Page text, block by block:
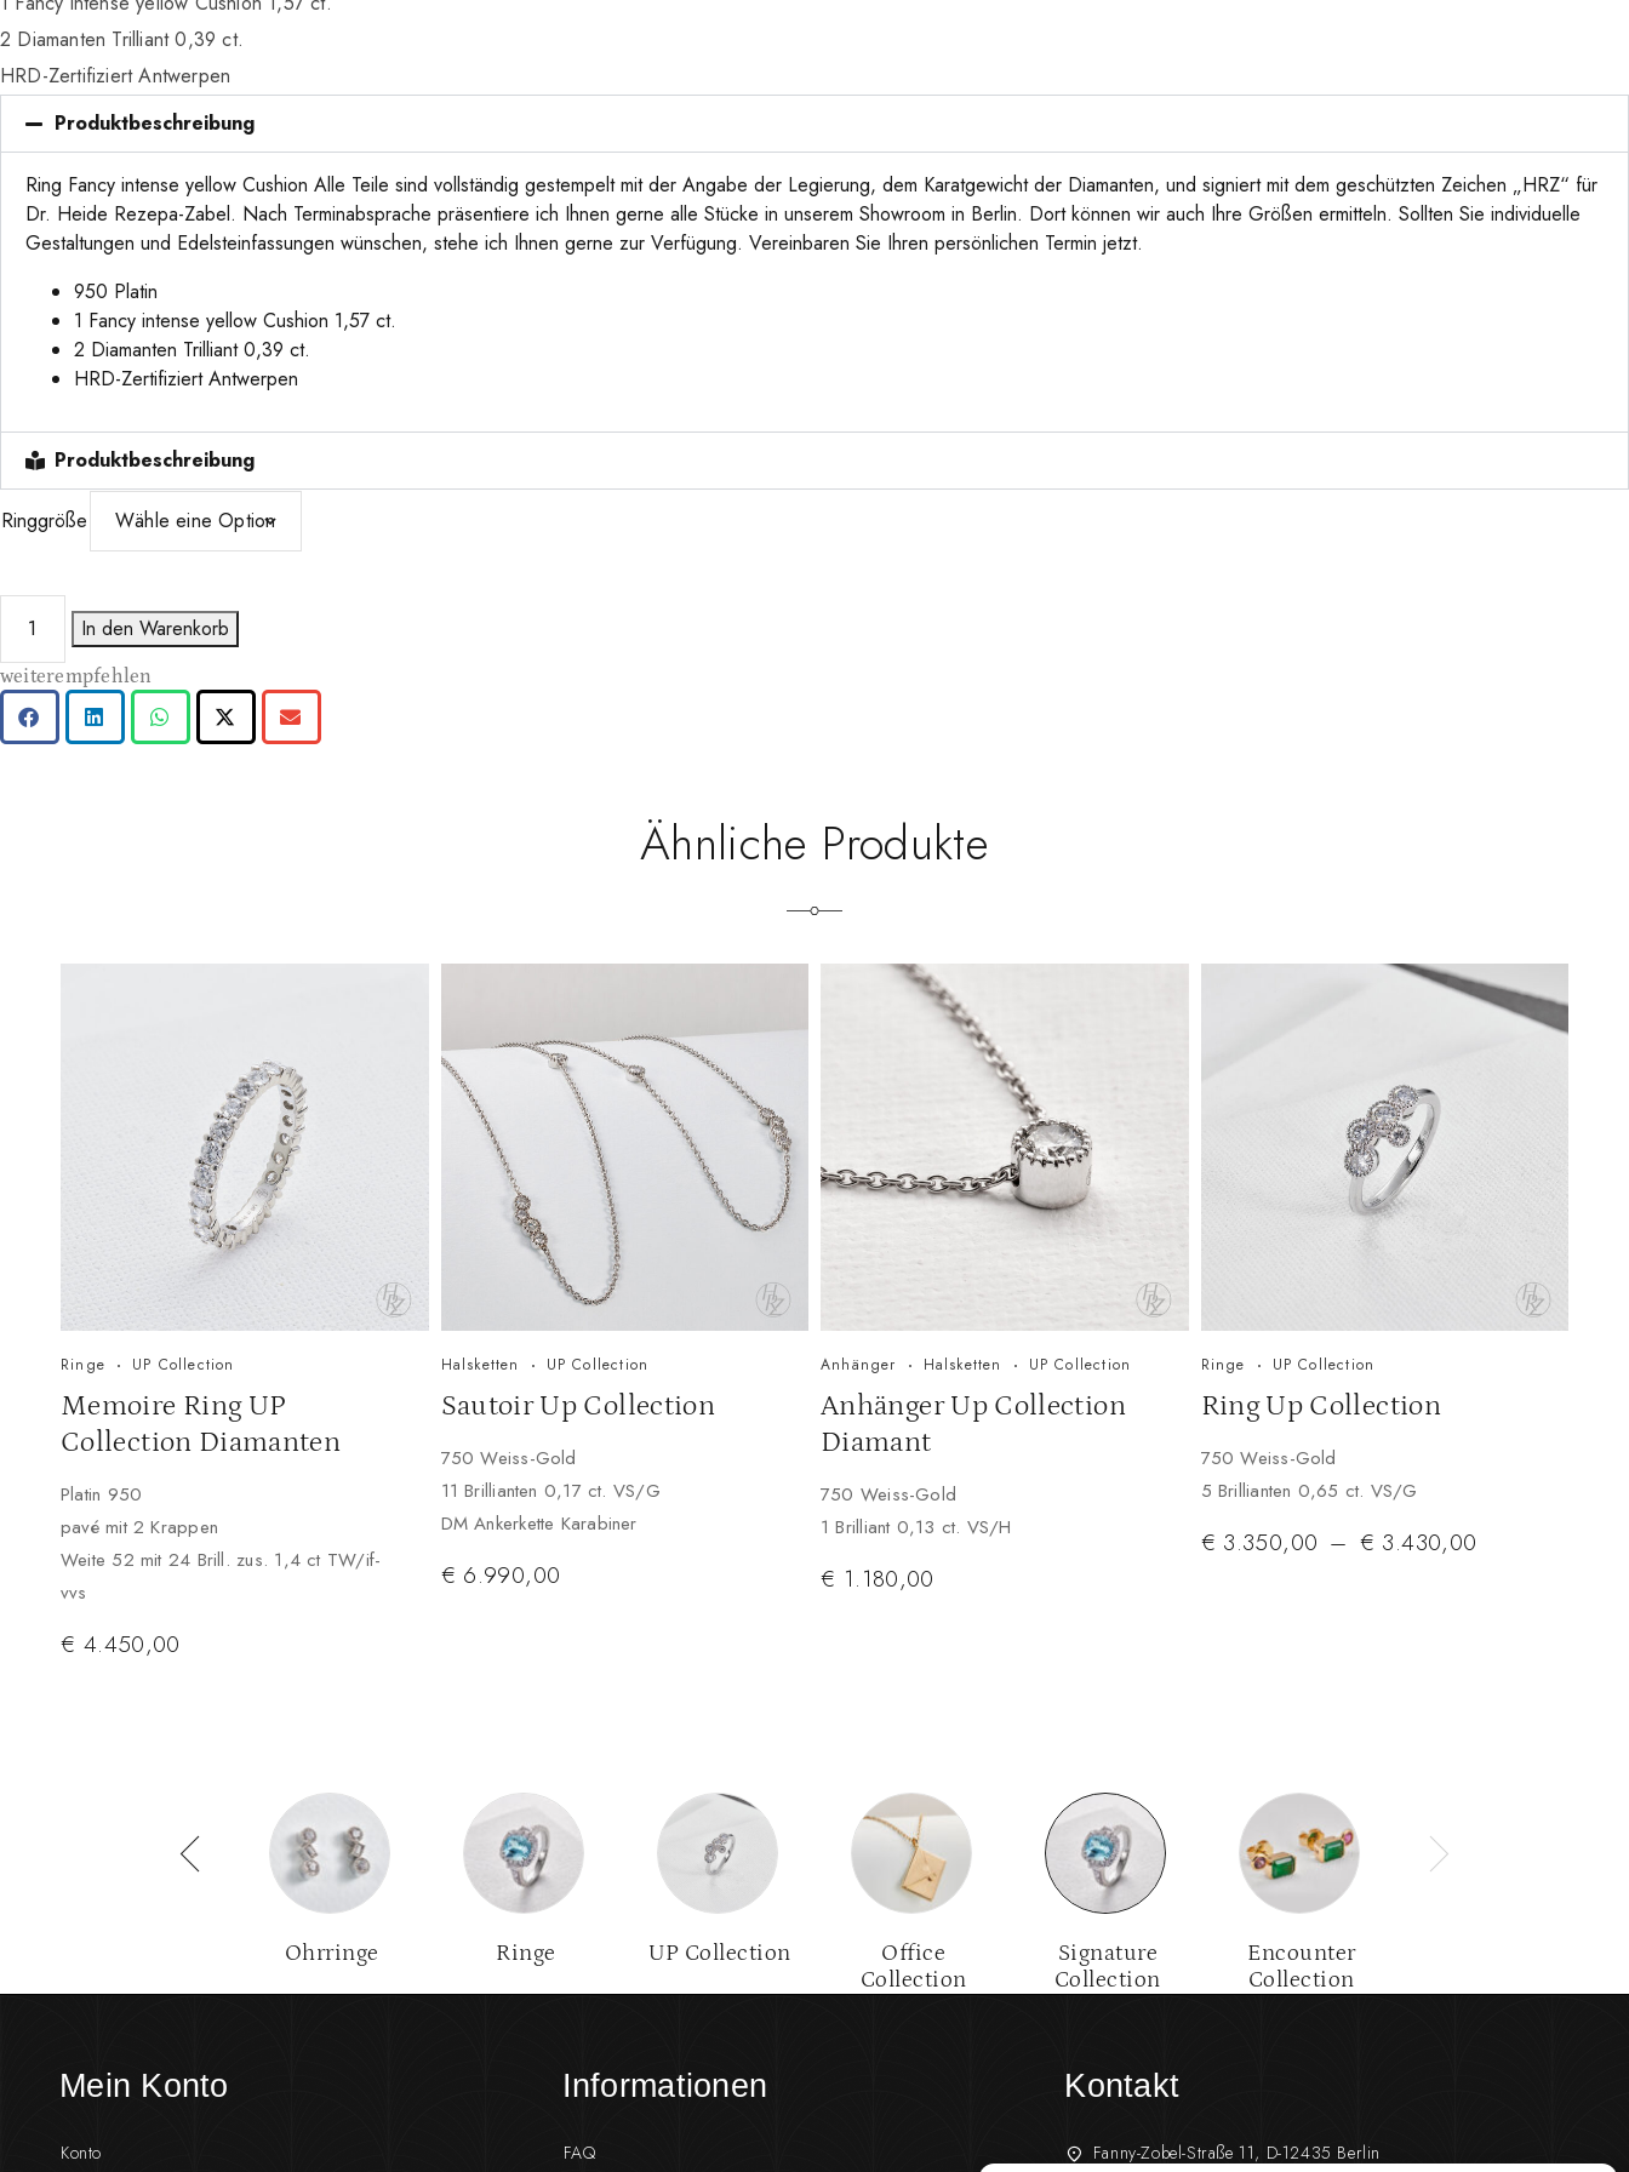
2 Diamanten Trilliant 0,39 ct.
HRD-Zertifiziert Antwerpen
Produktbeschreibung
Ring Fancy intense yellow Cushion Alle Teile sind vollständig gestempelt mit der Angabe der Legierung, dem Karatgewicht der Diamanten, und signiert mit dem geschützten Zeichen „HRZ“ für
Dr. Heide Rezepa-Zabel. Nach Terminabsprache präsentiere ich Ihnen gerne alle Stücke in unserem Showroom in Berlin. Dort können wir auch Ihre Größen ermitteln. Sollten Sie individuelle
Gestaltungen und Edelsteinfassungen wünschen, stehe ich Ihnen gerne zur Verfügung. Vereinbaren Sie Ihren persönlichen Termin jetzt.
950 Platin
1 Fancy intense yellow Cushion 1,57 ct.
2 Diamanten Trilliant 0,39 ct.
HRD-Zertifiziert Antwerpen
Produktbeschreibung
Ringgröße
In den Warenkorb
weiterempfehlen
Ähnliche Produkte
Ringe UP Collection
Memoire Ring UP
Collection Diamanten
Platin 950
pavé mit 2 Krappen
Weite 52 mit 24 Brill. zus. 1,4 ct TW/if-
vvs
€ 4.450,00
Halsketten UP Collection
Sautoir Up Collection
750 Weiss-Gold
11 Brillianten 0,17 ct. VS/G
DM Ankerkette Karabiner
€ 6.990,00
Anhänger Halsketten UP Collection
Anhänger Up Collection
Diamant
750 Weiss-Gold
1 Brilliant 0,13 ct. VS/H
€ 1.180,00
Ringe UP Collection
Ring Up Collection
750 Weiss-Gold
5 Brillianten 0,65 ct. VS/G
€ 3.350,00 – € 3.430,00
Ohrringe Ringe UP Collection
Office
Collection
Signature
Collection
Encounter
Collection
Mein Konto
Konto
Informationen
FAQ
Kontakt
Fanny-Zobel-Straße 11, D-12435 Berlin